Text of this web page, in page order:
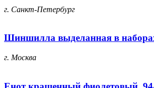
г. Санкт-Петербург
Шиншилла выделанная в
г. Москва